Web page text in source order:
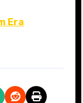
Era